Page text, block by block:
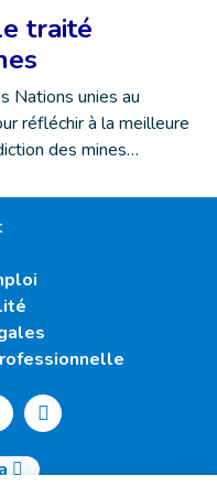
traité
Nations unies au
réfléchir à la meilleure
des mines…